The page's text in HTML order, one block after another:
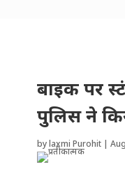
बाइक पर
पुलिस ने
bylaxmi Purohit |